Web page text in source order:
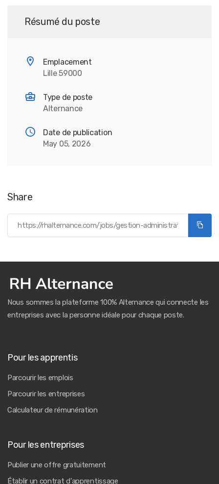
Résumé du poste
Emplacement
Lille 59000
Type de poste
Alternance
Date de publication
May 05, 2026
Share
Nous sommes la plateforme 100% Alternance qui connecte les
entreprises avec la personne idéale pour chaque poste.
Pour les apprentis
Parcourir les emplois
Parcourir les entreprises
Calculateur de rémunération
Pour les entreprises
Publier une offre gratuitement
Établir un contrat d'apprentissage